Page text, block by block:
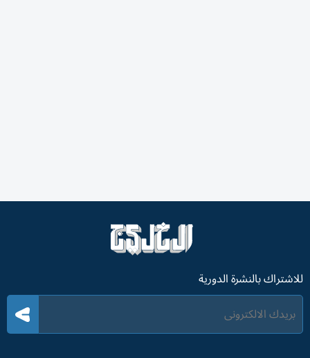
للاشتراك بالنشرة الدورية